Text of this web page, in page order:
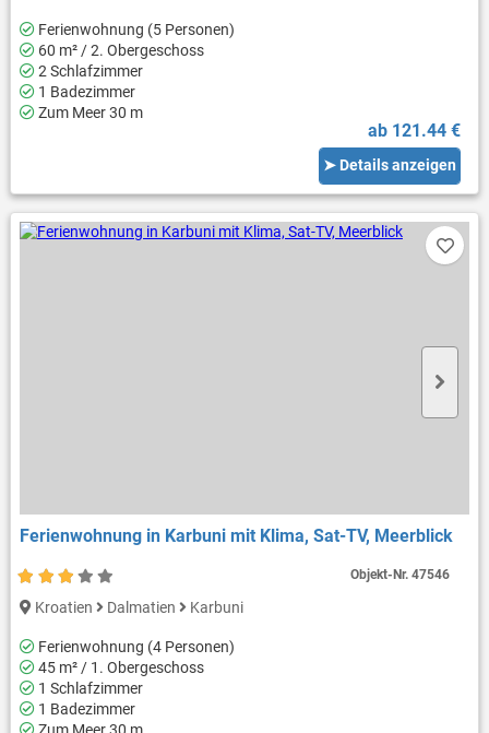
Ferienwohnung (5 Personen)
60 m² / 2. Obergeschoss
2 Schlafzimmer
1 Badezimmer
Zum Meer 30 m
ab 121.44 €
➤ Details anzeigen
Ferienwohnung in Karbuni mit Klima, Sat-TV, Meerblick
Kroatien Dalmatien Karbuni
Ferienwohnung (4 Personen)
45 m² / 1. Obergeschoss
1 Schlafzimmer
1 Badezimmer
Zum Meer 30 m
Objekt-Nr.47546